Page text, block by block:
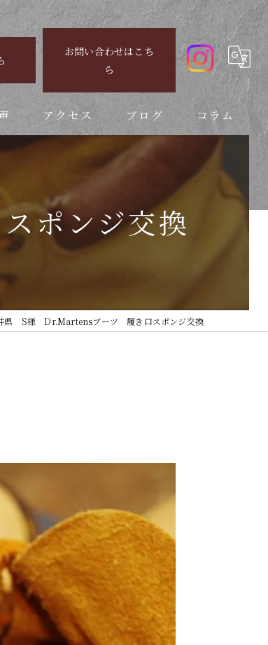
お問い合わせはこち
ら
アクセス ブログ コラム
ポンジ交換
県 S様 Dr.Martensブーツ 履き口スポンジ交換